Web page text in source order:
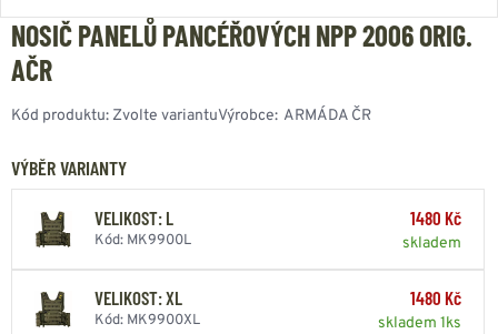
NOSIČ PANELŮ PANCÉŘOVÝCH NPP 2006 ORIG.
AČR
Kód produktu: Zvolte variantuVýrobce: ARMÁDA ČR
VÝBĚR VARIANTY
VELIKOST: L
Kód: MK9900L
1480 Kč
skladem
VELIKOST: XL
Kód: MK9900XL
1480 Kč
skladem 1ks